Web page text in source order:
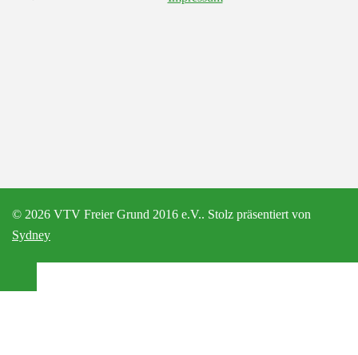
© 2026 VTV Freier Grund 2016 e.V.. Stolz präsentiert von
Sydney